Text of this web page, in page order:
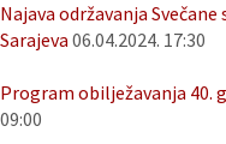
Najava održavanja
Sarajeva 06.04.2024. 17:30
Program obilježavanja 40.
09:00